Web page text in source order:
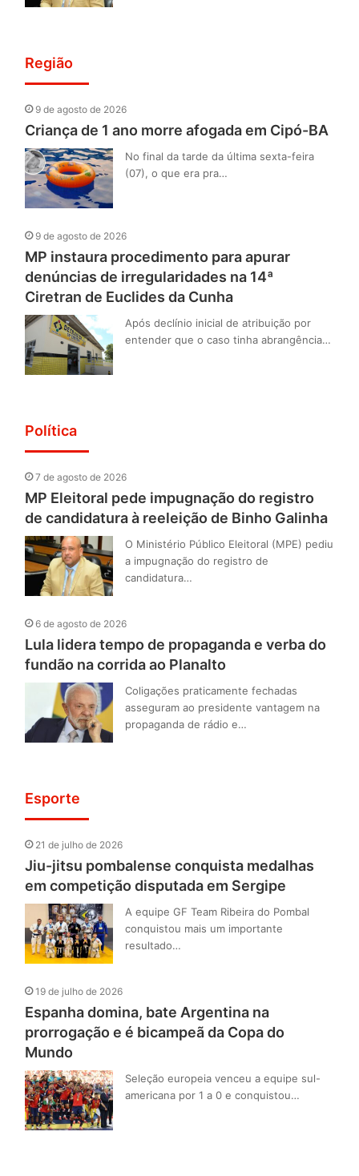
Região
9 de agosto de 2026
Criança de 1 ano morre afogada em Cipó-BA
No final da tarde da última sexta-feira
(07), o que era pra…
9 de agosto de 2026
MP instaura procedimento para apurar
denúncias de irregularidades na 14ª
Ciretran de Euclides da Cunha
Após declínio inicial de atribuição por
entender que o caso tinha abrangência…
Política
7 de agosto de 2026
MP Eleitoral pede impugnação do registro
de candidatura à reeleição de Binho Galinha
O Ministério Público Eleitoral (MPE) pediu
a impugnação do registro de
candidatura…
6 de agosto de 2026
Lula lidera tempo de propaganda e verba do
fundão na corrida ao Planalto
Coligações praticamente fechadas
asseguram ao presidente vantagem na
propaganda de rádio e…
Esporte
21 de julho de 2026
Jiu-jitsu pombalense conquista medalhas
em competição disputada em Sergipe
A equipe GF Team Ribeira do Pombal
conquistou mais um importante
resultado…
19 de julho de 2026
Espanha domina, bate Argentina na
prorrogação e é bicampeã da Copa do
Mundo
Seleção europeia venceu a equipe sul-
americana por 1 a 0 e conquistou…